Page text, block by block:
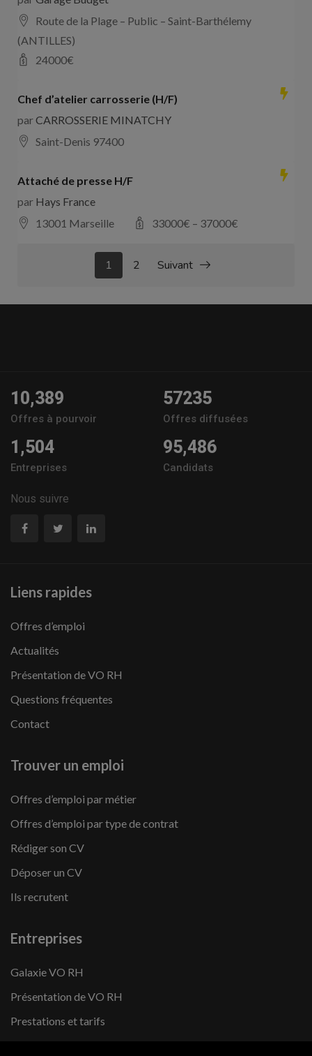
Route de la Plage – Public – Saint-Barthélemy
(ANTILLES)
24000€
Chef d’atelier carrosserie (H/F)
parCARROSSERIE MINATCHY
Saint-Denis 97400
Attaché de presse H/F
par Hays France
13001 Marseille
33000€ – 37000€
1 2 Suivant
10,389
Offres à pourvoir
57235
Offres diffusées
1,504
Entreprises
95,486
Candidats
Nous suivre
Liens rapides
Offres d’emploi
Actualités
Présentation de VO RH
Questions fréquentes
Contact
Trouver un emploi
Offres d’emploi par métier
Offres d’emploi par type de contrat
Rédiger son CV
Déposer un CV
Ils recrutent
Entreprises
Galaxie VO RH
Présentation de VO RH
Prestations et tarifs